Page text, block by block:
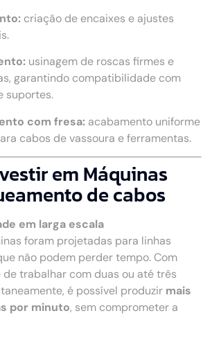
criação de encaixes e ajustes
usinagem de roscas firmes e
garantindo compatibilidade com
suportes.
com fresa: acabamento uniforme
cabos de vassoura e ferramentas.
em Máquinas
de cabos
em larga escala
foram projetadas para linhas
não podem perder tempo. Com
trabalhar com duas ou até três
é possível produzir mais
por minuto, sem comprometer a